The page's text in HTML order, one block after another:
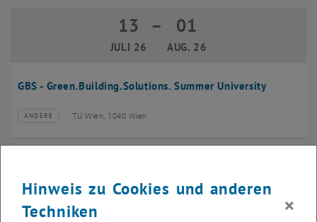
GBS - Green.Building.Solutions. Summer University
13
JULI 26
13 Juli 2026 bis 01 August 2026
– 01
AUG. 26
Veranstaltungstyp:
ANDERE
Veranstaltungsort:TU Wien, 1040 Wien
JULI 26 JULI 26
Hinweis zu Cookies und anderen
Techniken
×